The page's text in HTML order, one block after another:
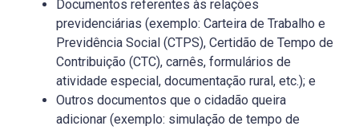
Documentos referentes às relações
previdenciárias (exemplo: Carteira de Trabalho e
Previdência Social (CTPS), Certidão de Tempo de
Contribuição (CTC), carnês, formulários de
atividade especial, documentação rural, etc.); e
Outros documentos que o cidadão queira
adicionar (exemplo: simulação de tempo de